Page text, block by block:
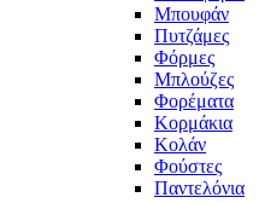
Μπουφάν
Πυτζάμες
Φόρμες
Μπλούζες
Φορέματα
Κορμάκια
Κολάν
Φούστες
Παντελόνια